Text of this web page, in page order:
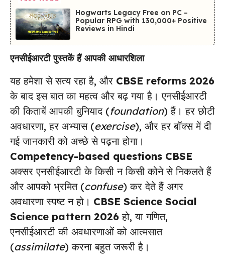
Hogwarts Legacy Free on PC –
Popular RPG with 130,000+ Positive
Reviews in Hindi
एनसीईआरटी पुस्तकें हैं आपकी आधारशिला
यह हमेशा से सत्य रहा है, और CBSE reforms 2026
के बाद इस बात का महत्व और बढ़ गया है। एनसीईआरटी
की किताबें आपकी बुनियाद (foundation) हैं। हर छोटी
अवधारणा, हर अभ्यास (exercise), और हर बॉक्स में दी
गई जानकारी को अच्छे से पढ़ना होगा।
Competency-based questions CBSE
अक्सर एनसीईआरटी के किसी न किसी कोने से निकलते हैं
और आपको भ्रमित (confuse) कर देते हैं अगर
अवधारणा स्पष्ट न हो। CBSE Science Social
Science pattern 2026 हो, या गणित,
एनसीईआरटी की अवधारणाओं को आत्मसात
(assimilate) करना बहुत जरूरी है।